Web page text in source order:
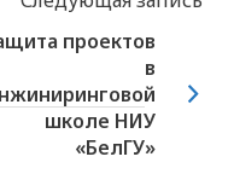
проектов
в
школе НИУ
«БелГУ»